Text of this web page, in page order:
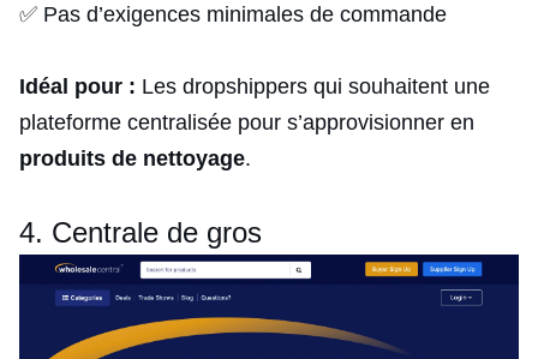
✅ Pas d’exigences minimales de commande
Idéal pour : Les dropshippers qui souhaitent une
plateforme centralisée pour s’approvisionner en
produits de nettoyage.
4. Centrale de gros